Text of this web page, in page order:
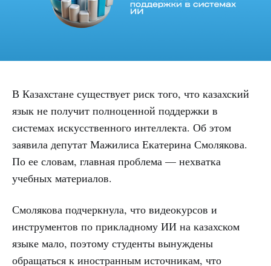
В Казахстане существует риск того, что казахский
язык не получит полноценной поддержки в
системах искусственного интеллекта. Об этом
заявила депутат Мажилиса Екатерина Смолякова.
По ее словам, главная проблема — нехватка
учебных материалов.
Смолякова подчеркнула, что видеокурсов и
инструментов по прикладному ИИ на казахском
языке мало, поэтому студенты вынуждены
обращаться к иностранным источникам, что